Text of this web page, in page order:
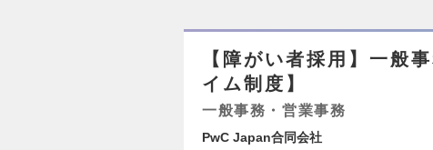
【障がい者採用】一般
イム制度】
一般事務・営業事務
PwC Japan合同会社